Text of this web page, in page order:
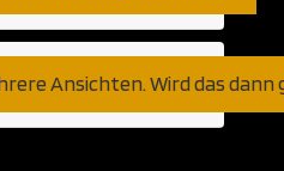
Ansichten. Wird das dann